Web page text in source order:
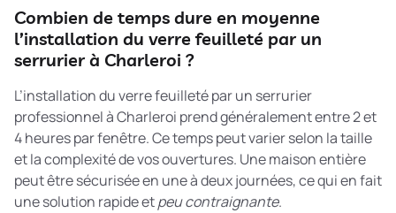
Combien de temps dure en moyenne
l’installation du verre feuilleté par un
serrurier à Charleroi ?
L’installation du verre feuilleté par un serrurier
professionnel à Charleroi prend généralement entre 2 et
4 heures par fenêtre. Ce temps peut varier selon la taille
et la complexité de vos ouvertures. Une maison entière
peut être sécurisée en une à deux journées, ce qui en fait
une solution rapide etpeu contraignante.